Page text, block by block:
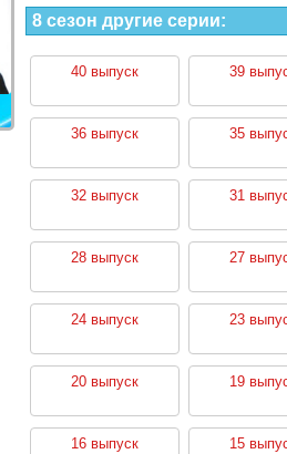
8 сезон другие серии:
40 выпуск 39
36 выпуск 35
32 выпуск 31
28 выпуск 27
24 выпуск 23
20 выпуск 19
16 выпуск 15